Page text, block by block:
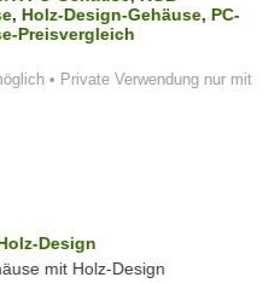
• Private Verwendung nur mit
,Holz-Design-Gehäuse,PC-
Preisvergleich
Design
mit Holz-Design